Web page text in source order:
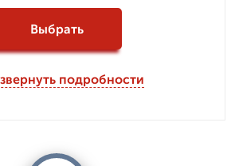
Выбрать
подробности